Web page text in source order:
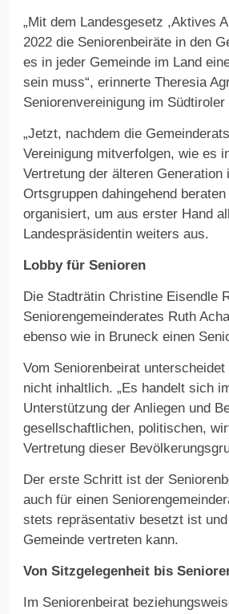
„Mit dem Landesgesetz ,Aktives
2022 die Seniorenbeiräte in den
es in jeder Gemeinde im Land
sein muss“, erinnerte Theresia
Seniorenvereinigung im
„Jetzt, nachdem die
Vereinigung mitverfolgen, wie es
Vertretung der älteren
Ortsgruppen dahingehend
organisiert, um aus erster Hand
Landespräsidentin weiters aus.
Lobby für Senioren
Die Stadträtin Christine Eisendle
Seniorengemeinderates Ruth
ebenso wie in Bruneck einen
Vom Seniorenbeirat
nicht inhaltlich. „Es handelt sich
Unterstützung der Anliegen und
gesellschaftlichen, politischen,
Vertretung dieser
Der erste Schritt ist der
auch für einen
stets repräsentativ besetzt ist
Gemeinde vertreten kann.
Von Sitzgelegenheit bis
Im Seniorenbeirat